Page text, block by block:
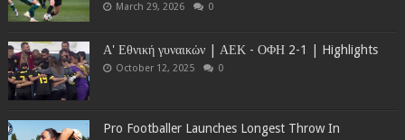
March 29, 2026 0
Α' Εθνική γυναικών | ΑΕΚ - ΟΦΗ 2-1 | Highlights
October 12, 2025 0
Pro Footballer Launches Longest Throw In